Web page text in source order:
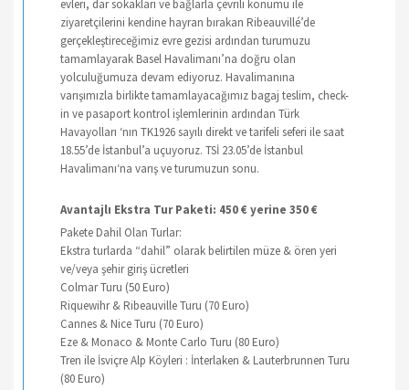
evleri, dar sokakları ve bağlarla çevrili konumu ile
ziyaretçilerini kendine hayran bırakan Ribeauvillé’de
gerçekleştireceğimiz evre gezisi ardından turumuzu
tamamlayarak Basel Havalimanı’na doğru olan
yolculuğumuza devam ediyoruz. Havalimanına
varışımızla birlikte tamamlayacağımız bagaj teslim, check-
in ve pasaport kontrol işlemlerinin ardından Türk
Havayolları ‘nın TK1926 sayılı direkt ve tarifeli seferi ile saat
18.55’de İstanbul’a uçuyoruz. TSİ 23.05’de İstanbul
Havalimanı‘na varış ve turumuzun sonu.
Avantajlı Ekstra Tur Paketi: 450 € yerine 350 €
Pakete Dahil Olan Turlar:
Ekstra turlarda “dahil” olarak belirtilen müze & ören yeri
ve/veya şehir giriş ücretleri
Colmar Turu (50 Euro)
Riquewihr & Ribeauville Turu (70 Euro)
Cannes & Nice Turu (70 Euro)
Eze & Monaco & Monte Carlo Turu (80 Euro)
Tren ile İsviçre Alp Köyleri : İnterlaken & Lauterbrunnen Turu
(80 Euro)